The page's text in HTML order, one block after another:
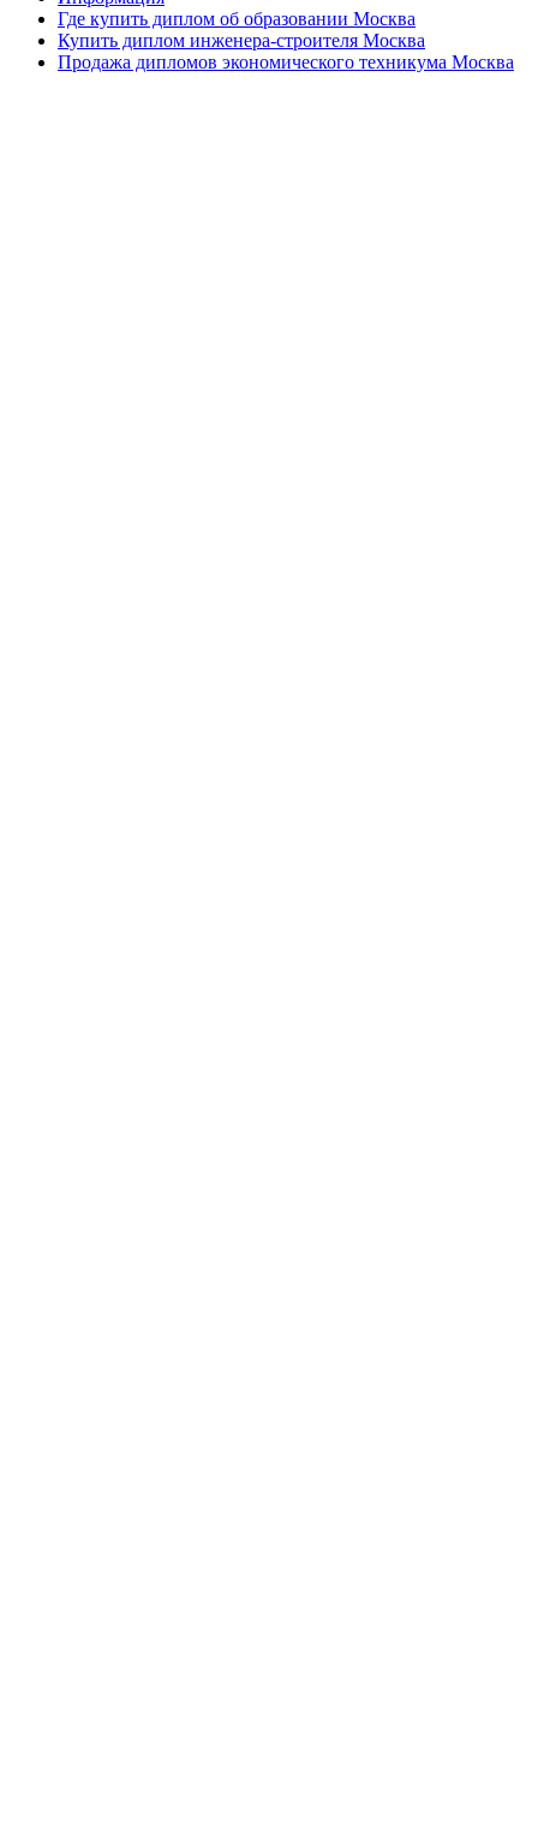
Где купить диплом об образовании Москва
Купить диплом инженера-строителя Москва
Продажа дипломов экономического техникума Москва